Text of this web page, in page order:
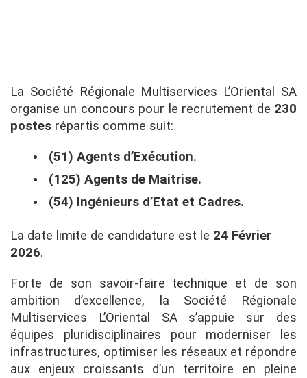
La Société Régionale Multiservices L’Oriental SA
organise un concours pour le recrutement de 230
postes répartis comme suit:
(51) Agents d’Exécution.
(125) Agents de Maitrise.
(54) Ingénieurs d’Etat et Cadres.
La date limite de candidature est le 24 Février
2026.
Forte de son savoir-faire technique et de son
ambition d’excellence, la Société Régionale
Multiservices L’Oriental SA s’appuie sur des
équipes pluridisciplinaires pour moderniser les
infrastructures, optimiser les réseaux et répondre
aux enjeux croissants d’un territoire en pleine